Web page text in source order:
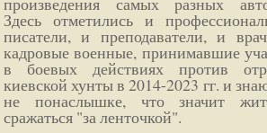
Здесь отметились и
писатели, и преподаватели, и
кадровые военные, принимавшие
в боевых действиях против
киевской хунты в 2014-2023 гг. и
не понаслышке, что значит
сражаться "за ленточкой".